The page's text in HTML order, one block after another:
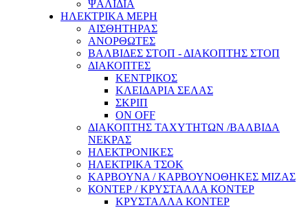
ΨΑΛΙΔΙΑ
ΗΛΕΚΤΡΙΚΑ ΜΕΡΗ
ΑΙΣΘΗΤΗΡΑΣ
ΑΝΟΡΘΩΤΕΣ
ΒΑΛΒΙΔΕΣ ΣΤΟΠ - ΔΙΑΚΟΠΤΗΣ ΣΤΟΠ
ΔΙΑΚΟΠΤΕΣ
ΚΕΝΤΡΙΚΟΣ
ΚΛΕΙΔΑΡΙΑ ΣΕΛΑΣ
ΣΚΡΙΠ
ON OFF
ΔΙΑΚΟΠΤΗΣ ΤΑΧΥΤΗΤΩΝ /ΒΑΛΒΙΔΑ
ΝΕΚΡΑΣ
ΗΛΕΚΤΡΟΝΙΚΕΣ
ΗΛΕΚΤΡΙΚΑ ΤΣΟΚ
ΚΑΡΒΟΥΝΑ / ΚΑΡΒΟΥΝΟΘΗΚΕΣ ΜΙΖΑΣ
ΚΟΝΤΕΡ / ΚΡΥΣΤΑΛΛΑ ΚΟΝΤΕΡ
ΚΡΥΣΤΑΛΛΑ ΚΟΝΤΕΡ